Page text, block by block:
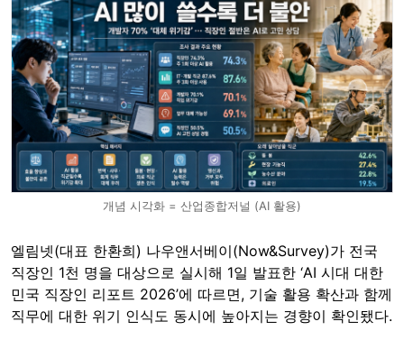
개념 시각화 = 산업종합저널 (AI 활용)
엘림넷(대표 한환희) 나우앤서베이(Now&Survey)가 전국
직장인 1천 명을 대상으로 실시해 1일 발표한 ‘AI 시대 대한
민국 직장인 리포트 2026’에 따르면, 기술 활용 확산과 함께
직무에 대한 위기 인식도 동시에 높아지는 경향이 확인됐다.